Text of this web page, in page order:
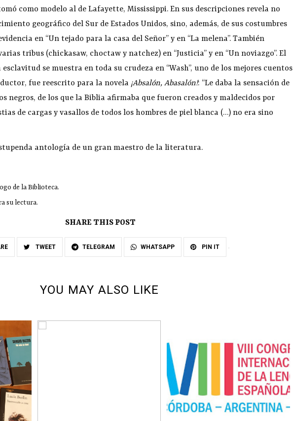
como modelo al de Lafayette, Mississippi. En sus descripciones revela no
geográfico del Sur de Estados Unidos, sino, además, de sus costumbres
en “Un tejado para la casa del Señor” y en “La melena”. También
tribus (chickasaw, choctaw y natchez) en “Justicia” y en “Un noviazgo”. El
se muestra en toda su crudeza en “Wash”, uno de los mejores cuentos
fue reescrito para la novela ¡Absalón, Abasalón!: “Le daba la sensación de
negros, de los que la Biblia afirmaba que fueron creados y maldecidos por
de cargas y vasallos de todos los hombres de piel blanca (…) no era sino
antología de un gran maestro de la literatura.
de la Biblioteca.
su lectura.
SHARE THIS POST
TWEET TELEGRAM WHATSAPP PIN IT
YOU MAY ALSO LIKE